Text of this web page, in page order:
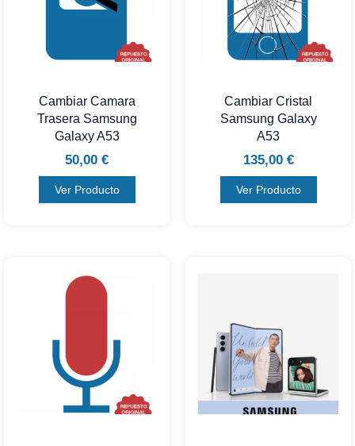
Cambiar Camara
Trasera Samsung
Galaxy A53
50,00 €
Ver Producto
Cambiar Cristal
Samsung Galaxy
A53
135,00 €
Ver Producto